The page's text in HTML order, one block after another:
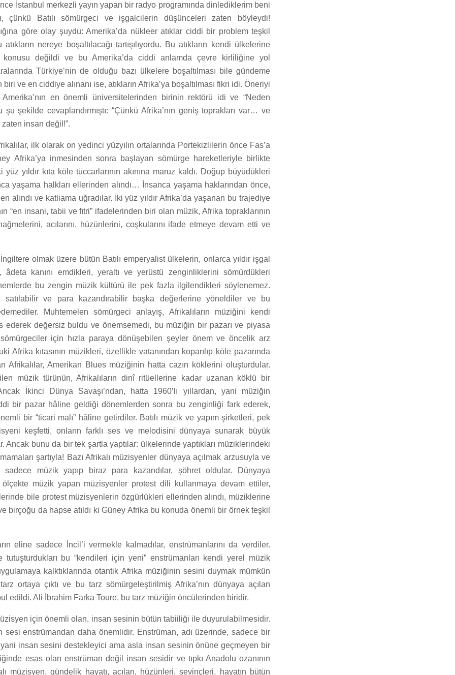
İstanbul merkezli yayın yapan bir radyo programında dinlediklerim beni
çünkü Batılı sömürgeci ve işgalcilerin düşünceleri zaten böyleydi!
göre olay şuydu: Amerika’da nükleer atıklar ciddi bir problem teşkil
nereye boşaltılacağı tartışılıyordu. Bu atıkların kendi ülkelerine
konusu değildi ve bu Amerika’da ciddi anlamda çevre kirliliğine yol
Türkiye’nin de olduğu bazı ülkelere boşaltılması bile gündeme
ve en ciddiye alınanı ise, atıkların Afrika’ya boşaltılması fikri idi. Öneriyi
en önemli üniversitelerinden birinin rektörü idi ve “Neden
şu şekilde cevaplandırmıştı: “Çünkü Afrika’nın geniş toprakları var… ve
insan değil!”.
ilk olarak on yedinci yüzyılın ortalarında Portekizlilerin önce Fas’a
Afrika’ya inmesinden sonra başlayan sömürge hareketleriyle birlikte
yıldır kıta köle tüccarlarının akınına maruz kaldı. Doğup büyüdükleri
yaşama halkları ellerinden alındı… İnsanca yaşama haklarından önce,
alındı ve katliama uğradılar. İki yüz yıldır Afrika’da yaşanan bu trajediye
“en insani, tabii ve fıtri” ifadelerinden biri olan müzik, Afrika topraklarının
acılarını, hüzünlerini, coşkularını ifade etmeye devam etti ve
olmak üzere bütün Batılı emperyalist ülkelerin, onlarca yıldır işgal
kanını emdikleri, yeraltı ve yerüstü zenginliklerini sömürdükleri
bu zengin müzik kültürü ile pek fazla ilgilendikleri söylenemez.
satılabilir ve para kazandırabilir başka değerlerine yöneldiler ve bu
Muhtemelen sömürgeci anlayış, Afrikalıların müziğini kendi
ederek değersiz buldu ve önemsemedi, bu müziğin bir pazarı ve piyasa
için hızla paraya dönüşebilen şeyler önem ve öncelik arz
Afrika kıtasının müzikleri, özellikle vatanından koparılıp köle pazarında
Afrikalılar, Amerikan Blues müziğinin hatta cazın köklerini oluşturdular.
müzik türünün, Afrikalıların dinî ritüellerine kadar uzanan köklü bir
İkinci Dünya Savaşı’ndan, hatta 1960’lı yıllardan, yani müziğin
bir pazar hâline geldiği dönemlerden sonra bu zenginliği fark ederek,
bir “ticari malı” hâline getirdiler. Batılı müzik ve yapım şirketleri, pek
keşfetti, onların farklı ses ve melodisini dünyaya sunarak büyük
Ancak bunu da bir tek şartla yaptılar: ülkelerinde yaptıkları müziklerindeki
şartıyla! Bazı Afrikalı müzisyenler dünyaya açılmak arzusuyla ve
müzik yapıp biraz para kazandılar, şöhret oldular. Dünyaya
ölçekte müzik yapan müzisyenler protest dili kullanmaya devam ettiler,
bile protest müzisyenlerin özgürlükleri ellerinden alındı, müziklerine
birçoğu da hapse atıldı ki Güney Afrika bu konuda önemli bir örnek teşkil
eline sadece İncil’i vermekle kalmadılar, enstrümanlarını da verdiler.
tutuşturdukları bu “kendileri için yeni” enstrümanları kendi yerel müzik
kalktıklarında otantik Afrika müziğinin sesini duymak mümkün
ortaya çıktı ve bu tarz sömürgeleştirilmiş Afrika’nın dünyaya açılan
edildi. Ali İbrahim Farka Toure, bu tarz müziğin öncülerinden biridir.
için önemli olan, insan sesinin bütün tabiiliği ile duyurulabilmesidir.
sesi enstrümandan daha önemlidir. Enstrüman, adı üzerinde, sadece bir
yani insan sesini destekleyici ama asla insan sesinin önüne geçmeyen bir
esas olan enstrüman değil insan sesidir ve tıpkı Anadolu ozanının
müzisyen, gündelik hayatı, acıları, hüzünleri, sevinçleri, hayatın bütün